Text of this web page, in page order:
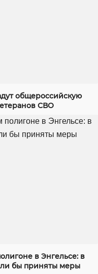
общероссийскую
СВО
в Энгельсе: в
бы приняты меры